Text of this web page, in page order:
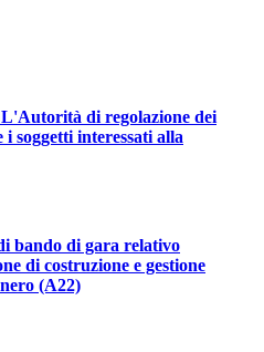
di regolazione dei
soggetti interessati alla
bando di gara relativo
di costruzione e gestione
(A22)